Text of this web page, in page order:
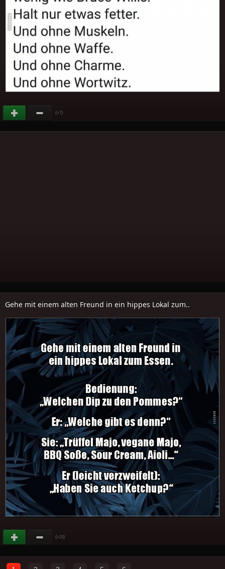
(+7)
Gehe mit einem alten Freund in ein hippes Lokal zum..
(+23)